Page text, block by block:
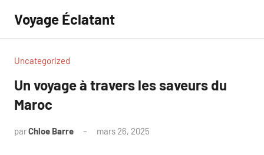
contenu
Voyage Éclatant
Uncategorized
Un voyage à travers les saveurs du
Maroc
parChloe Barre mars 26, 2025